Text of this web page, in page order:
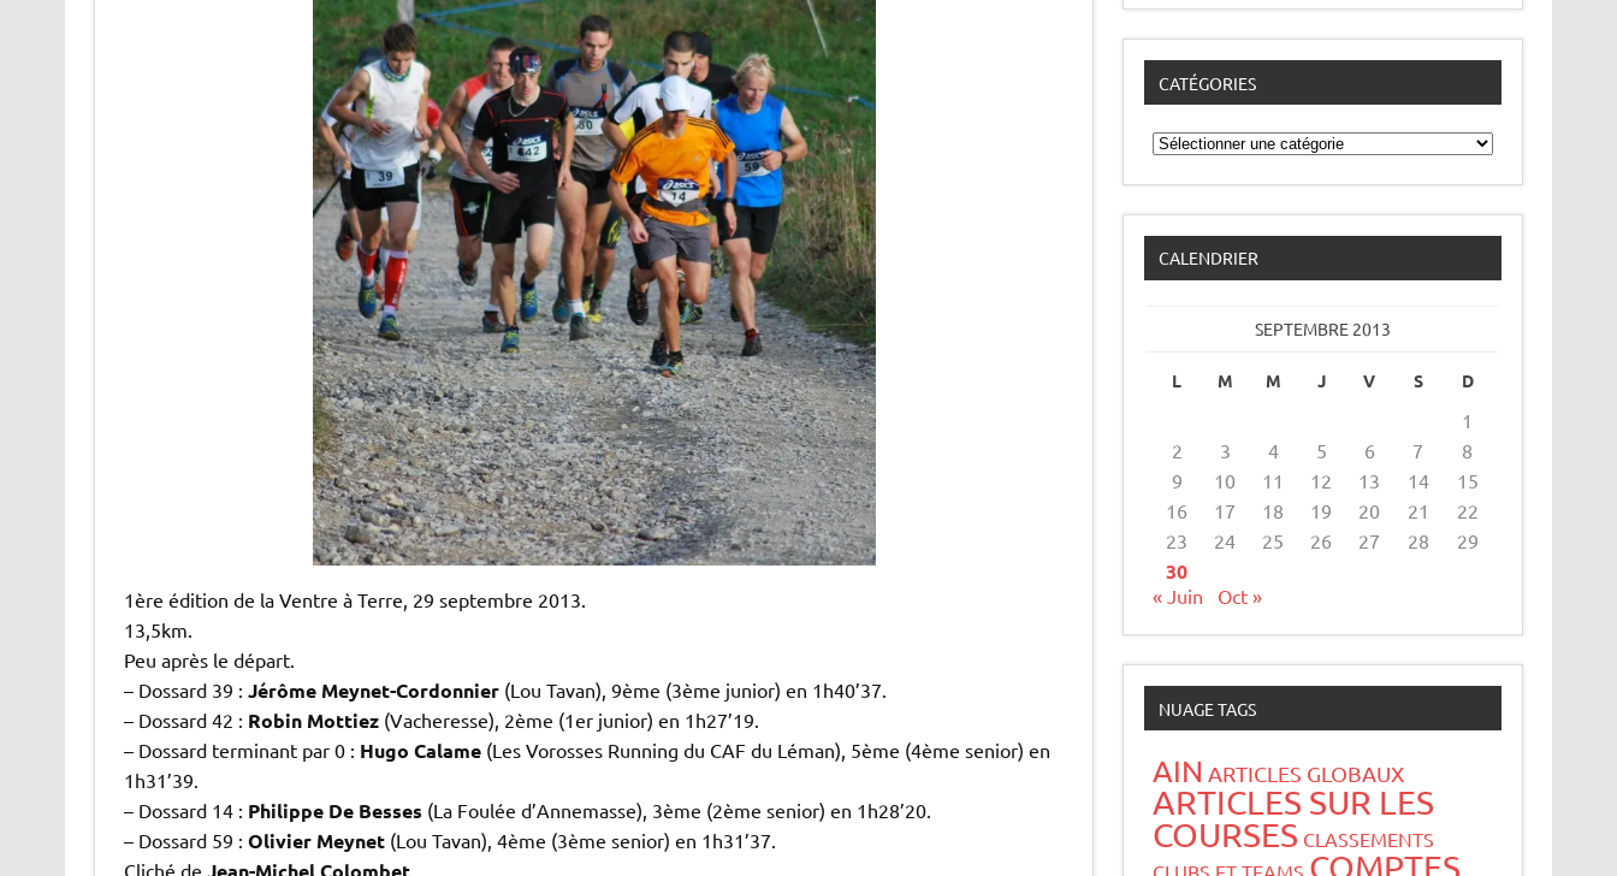
1ère édition de la Ventre à Terre, 29 septembre 2013.
13,5km.
Peu après le départ.
– Dossard 39 : Jérôme Meynet-Cordonnier(Lou Tavan), 9ème (3ème junior) en 1h40’37.
– Dossard 42 : Robin Mottiez(Vacheresse), 2ème (1er junior) en 1h27’19.
– Dossard terminant par 0 : Hugo Calame(Les Vorosses Running du CAF du Léman), 5ème (4ème senior) en
1h31’39.
– Dossard 14 : Philippe De Besses (La Foulée d’Annemasse), 3ème (2ème senior) en 1h28’20.
– Dossard 59 : Olivier Meynet(Lou Tavan), 4ème (3ème senior) en 1h31’37.
Cliché de Jean-Michel Colombet.
CATÉGORIES
Catégories
CALENDRIER
SEPTEMBRE 2013
L M M J V S D
1
2
3 4 5 6 7
8
9
10 11 12 13 14
15
16
17 18 19 20 21
22
23
24 25 26 27 28 29
30
« Juin Oct »
NUAGE TAGS
AIN ARTICLES GLOBAUX
ARTICLES SUR LES
COURSES CLASSEMENTS
CLUBS ET TEAMS COMPTES